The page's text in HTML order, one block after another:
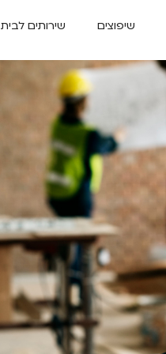
שיפוצים שירותים לבית